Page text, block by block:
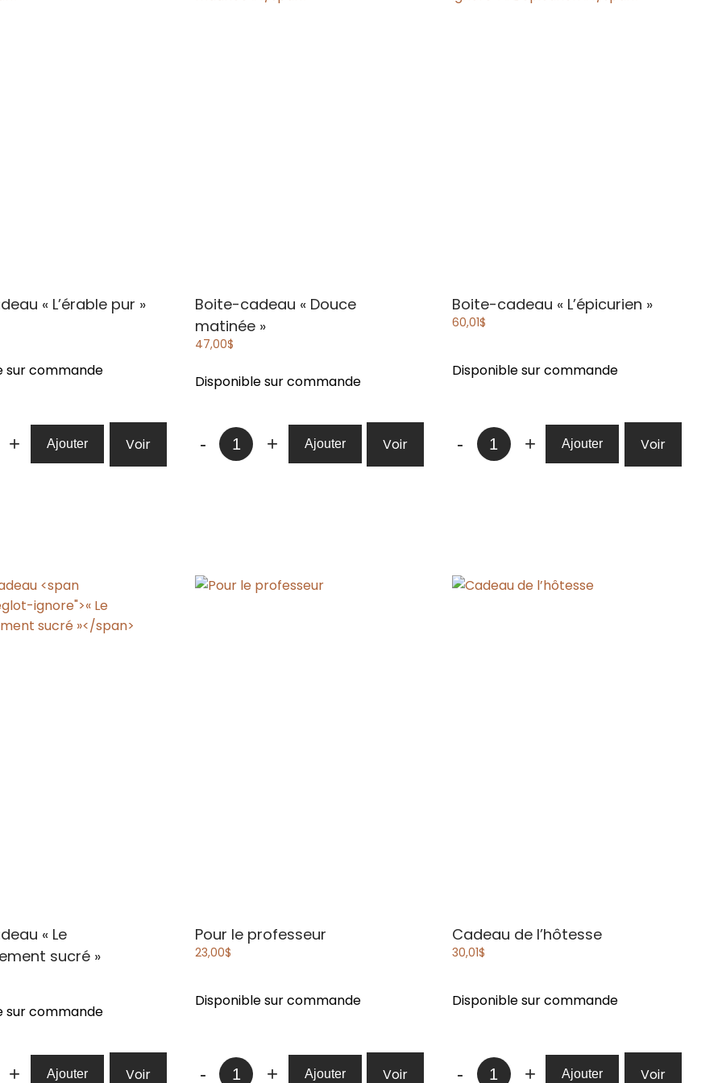
« L’érable pur »
sur commande
+ Ajouter Voir
Boite-cadeau « Douce
matinée »
47,00$
Disponible sur commande
-
quantité
de
+ Ajouter Voir
Boite-cadeau « L’épicurien »
60,01$
Disponible sur commande
-
quantité
de
+ Ajouter Voir
« Le
sucré »
sur commande
+ Ajouter Voir
Pour le professeur
23,00$
Disponible sur commande
-
quantité + Ajouter Voir
Cadeau de l’hôtesse
30,01$
Disponible sur commande
-
quantité + Ajouter Voir